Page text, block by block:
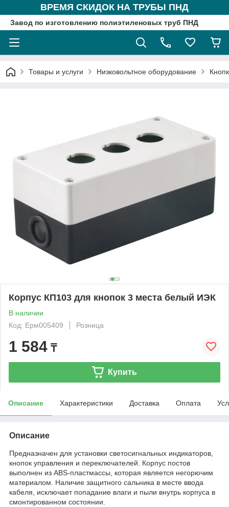
ВРЕМЯ СКИДОК НА ТРУБЫ ПНД
Завод по изготовлению полиэтиленовых труб ПНД
Товары и услуги Низковольтное оборудование
Корпус КП103 для кнопок 3 места белый ИЭК
В наличии
Код: Ерм005409
Розница
1 584 ₸
Купить
Описание Характеристики Доставка Оплата
Описание
Предназначен для установки светосигнальных индикаторов,
кнопок управления и переключателей. Корпус постов
выполнен из ABS-пластмассы, которая является негорючим
материалом. Наличие защитного сальника в месте ввода
кабеля, исключает попадание влаги и пыли внутрь корпуса в
смонтированном состоянии.